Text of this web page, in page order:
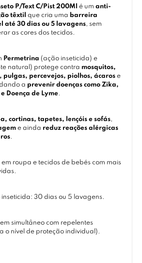
P/Text C/Pist 200Ml é um anti-
têxtil
que cria uma barreira
até 30 dias ou 5 lavagens, sem
as cores dos tecidos.
Permetrina (ação inseticida) e
natural) protege contra mosquitos,
pulgas, percevejos, piolhos, ácaros e
a prevenir doenças como Zika,
Doença de Lyme.
cortinas, tapetes, lençóis e sofás,
e ainda reduz reações alérgicas
.
roupa e tecidos de bebés com mais
30 dias ou 5 lavagens.
simultâneo com repelentes
o nível de proteção individual).